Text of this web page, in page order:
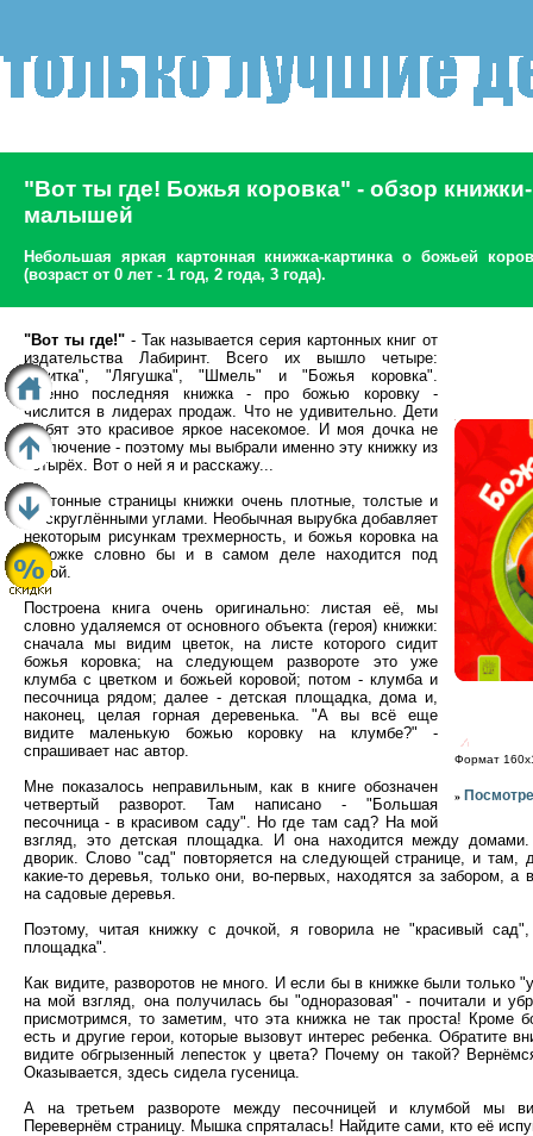
"Вот ты где! Божья коровка" - обзор
малышей
Небольшая яркая картонная книжка-картинка о божьей
(возраст от 0 лет - 1 год, 2 года, 3 года).
Формат
»
"Вот ты где!" - Так называется серия картонных книг от
издательства Лабиринт. Всего их вышло четыре:
"Улитка", "Лягушка", "Шмель" и "Божья коровка".
Именно последняя книжка - про божью коровку -
числится в лидерах продаж. Что не удивительно. Дети
любят это красивое яркое насекомое. И моя дочка не
исключение - поэтому мы выбрали именно эту книжку из
четырёх. Вот о ней я и расскажу...
Картонные страницы книжки очень плотные, толстые и
со скруглёнными углами. Необычная вырубка добавляет
некоторым рисункам трехмерность, и божья коровка на
обложке словно бы и в самом деле находится под
лупой.
Построена книга очень оригинально: листая её, мы
словно удаляемся от основного объекта (героя) книжки:
сначала мы видим цветок, на листе которого сидит
божья коровка; на следующем развороте это уже
клумба с цветком и божьей коровой; потом - клумба и
песочница рядом; далее - детская площадка, дома и,
наконец, целая горная деревенька. "А вы всё еще
видите маленькую божью коровку на клумбе?" -
спрашивает нас автор.
Мне показалось неправильным, как в книге обозначен
четвертый разворот. Там написано - "Большая
песочница - в красивом саду". Но где там сад? На мой
взгляд, это детская площадка. И она находится между
дворик. Слово "сад" повторяется на следующей странице, и там,
какие-то деревья, только они, во-первых, находятся за забором, а
на садовые деревья.
Поэтому, читая книжку с дочкой, я говорила не "красивый
площадка".
Как видите, разворотов не много. И если бы в книжке были только
на мой взгляд, она получилась бы "одноразовая" - почитали и
присмотримся, то заметим, что эта книжка не так проста! Кроме
есть и другие герои, которые вызовут интерес ребенка. Обратите
видите обгрызенный лепесток у цвета? Почему он такой?
Оказывается, здесь сидела гусеница.
А на третьем развороте между песочницей и клумбой мы
Перевернём страницу. Мышка спряталась! Найдите сами, кто её